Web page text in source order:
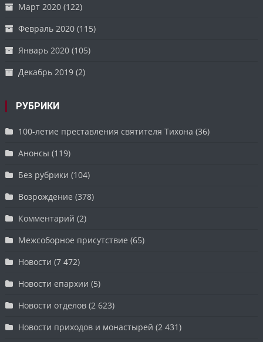
Март 2020 (122)
Февраль 2020 (115)
Январь 2020 (105)
Декабрь 2019 (2)
РУБРИКИ
100-летие преставления святителя Тихона (36)
Анонсы (119)
Без рубрики (104)
Возрождение (378)
Комментарий (2)
Межсоборное присутствие (65)
Новости (7 472)
Новости епархии (5)
Новости отделов (2 623)
Новости приходов и монастырей (2 431)